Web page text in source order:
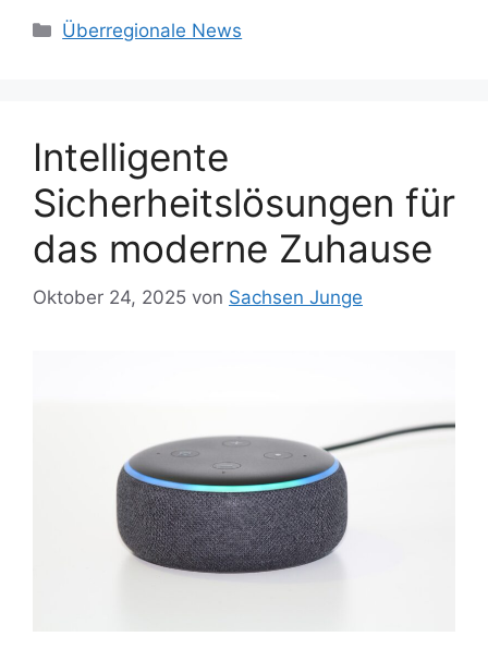
Kategorien
Überregionale News
Intelligente
Sicherheitslösungen für
das moderne Zuhause
Oktober 24, 2025 von Sachsen Junge